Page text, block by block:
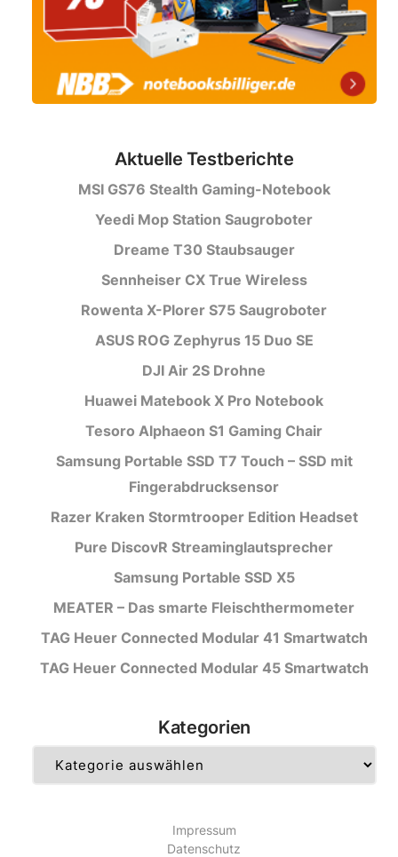
Aktuelle Testberichte
MSI GS76 Stealth Gaming-Notebook
Yeedi Mop Station Saugroboter
Dreame T30 Staubsauger
Sennheiser CX True Wireless
Rowenta X-Plorer S75 Saugroboter
ASUS ROG Zephyrus 15 Duo SE
DJI Air 2S Drohne
Huawei Matebook X Pro Notebook
Tesoro Alphaeon S1 Gaming Chair
Samsung Portable SSD T7 Touch – SSD mit
Fingerabdrucksensor
Razer Kraken Stormtrooper Edition Headset
Pure DiscovR Streaminglautsprecher
Samsung Portable SSD X5
MEATER – Das smarte Fleischthermometer
TAG Heuer Connected Modular 41 Smartwatch
TAG Heuer Connected Modular 45 Smartwatch
Kategorien
Impressum
Datenschutz